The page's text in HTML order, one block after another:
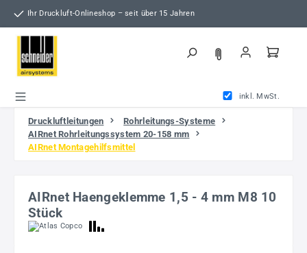
Zum Hauptinhalt springen
Ihr Druckluft-Onlineshop – seit über 15 Jahren
inkl. MwSt.
Druckluftleitungen
Rohrleitungs-Systeme
AIRnet Rohrleitungssystem 20-158 mm
AIRnet Montagehilfsmittel
AIRnet Haengeklemme 1,5 - 4 mm M8 10
Stück